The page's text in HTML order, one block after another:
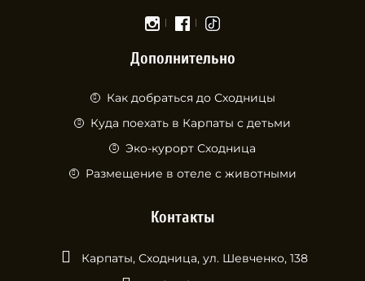
Контакты
Карпаты, Сходница, ул. Шевченко, 138
Дополнительно
Как добраться до Сходницы
Куда поехать в Карпаты с детьми
Эко-курорт Сходница
Размещение в отеле с животными